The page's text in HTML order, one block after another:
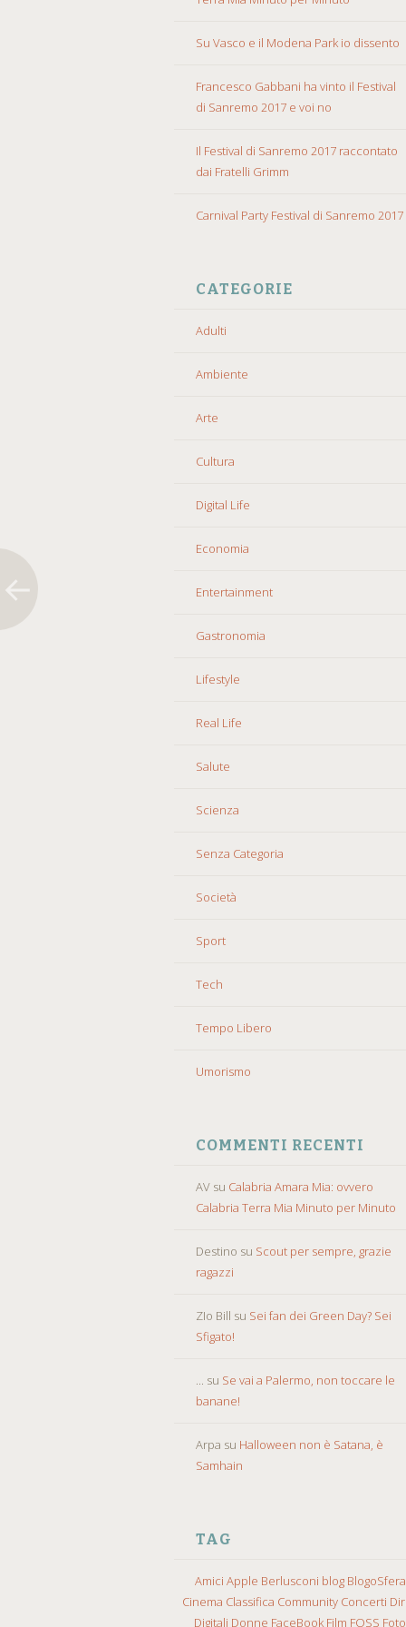
Su Vasco e il Modena Park io dissento
Francesco Gabbani ha vinto il Festival
di Sanremo 2017 e voi no
Il Festival di Sanremo 2017 raccontato
dai Fratelli Grimm
Carnival Party Festival di Sanremo 2017
CATEGORIE
Adulti
Ambiente
Arte
Cultura
Digital Life
Economia
Entertainment
Gastronomia
Lifestyle
Real Life
Salute
Scienza
Senza Categoria
Società
Sport
Tech
Tempo Libero
Umorismo
COMMENTI RECENTI
AV su Calabria Amara Mia: ovvero
Calabria Terra Mia Minuto per Minuto
Destino su Scout per sempre, grazie
ragazzi
ZIo Bill su Sei fan dei Green Day? Sei
Sfigato!
... su Se vai a Palermo, non toccare le
banane!
Arpa su Halloween non è Satana, è
Samhain
TAG
Amici Apple Berlusconi blog BlogoSfera
Cinema Classifica Community Concerti
Digitali Donne FaceBook Film FOSS Foto